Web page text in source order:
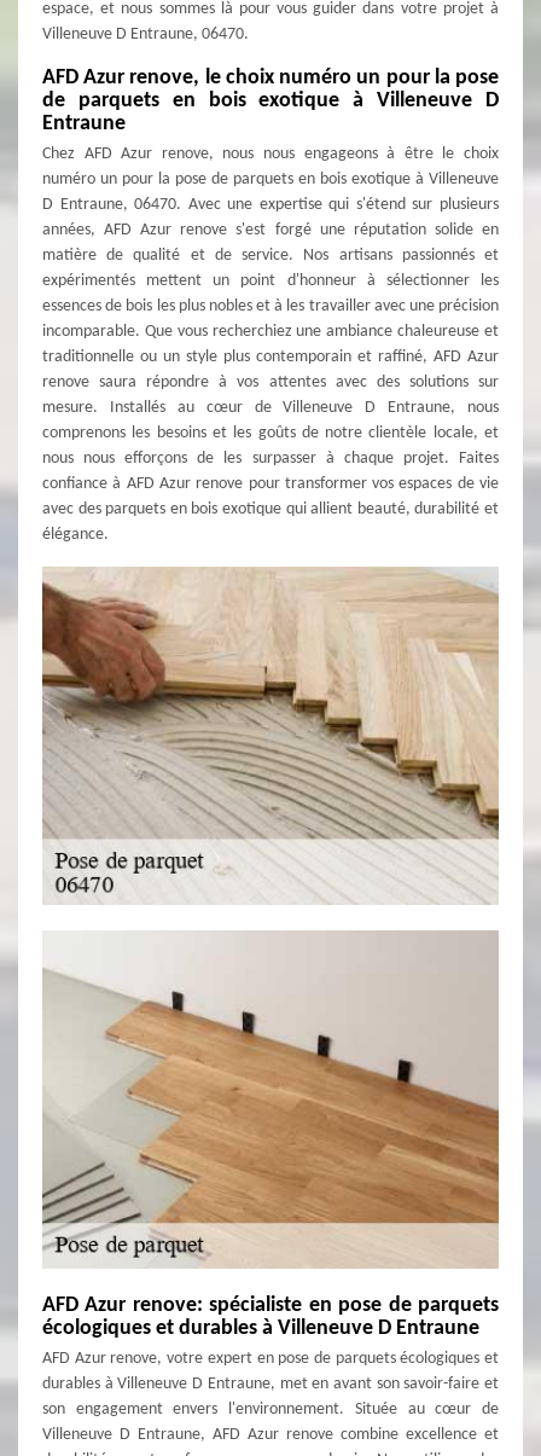
espace, et nous sommes là pour vous guider dans votre projet à
Villeneuve D Entraune, 06470.
AFD Azur renove, le choix numéro un pour la pose
de parquets en bois exotique à Villeneuve D
Entraune
Chez AFD Azur renove, nous nous engageons à être le choix
numéro un pour la pose de parquets en bois exotique à Villeneuve
D Entraune, 06470. Avec une expertise qui s'étend sur plusieurs
années, AFD Azur renove s'est forgé une réputation solide en
matière de qualité et de service. Nos artisans passionnés et
expérimentés mettent un point d'honneur à sélectionner les
essences de bois les plus nobles et à les travailler avec une précision
incomparable. Que vous recherchiez une ambiance chaleureuse et
traditionnelle ou un style plus contemporain et raffiné, AFD Azur
renove saura répondre à vos attentes avec des solutions sur
mesure. Installés au cœur de Villeneuve D Entraune, nous
comprenons les besoins et les goûts de notre clientèle locale, et
nous nous efforçons de les surpasser à chaque projet. Faites
confiance à AFD Azur renove pour transformer vos espaces de vie
avec des parquets en bois exotique qui allient beauté, durabilité et
élégance.
AFD Azur renove: spécialiste en pose de parquets
écologiques et durables à Villeneuve D Entraune
AFD Azur renove, votre expert en pose de parquets écologiques et
durables à Villeneuve D Entraune, met en avant son savoir-faire et
son engagement envers l'environnement. Située au cœur de
Villeneuve D Entraune, AFD Azur renove combine excellence et